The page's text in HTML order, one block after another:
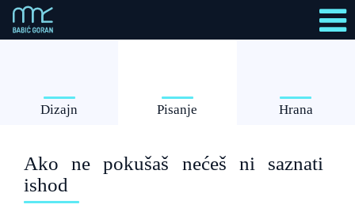
Dizajn Pisanje Hrana
Ako ne pokušaš nećeš ni saznati
ishod